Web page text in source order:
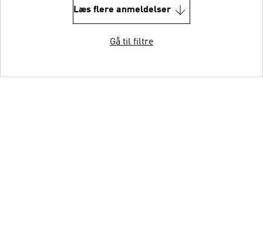
Læs flere anmeldelser
Gå til filtre